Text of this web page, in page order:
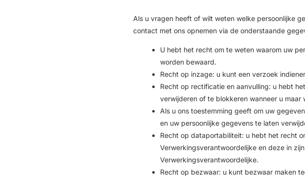
Als u vragen heeft of wilt weten welke persoonlijke
contact met ons opnemen via de onderstaande
U hebt het recht om te weten waarom uw
worden bewaard.
Recht op inzage: u kunt een verzoek
Recht op rectificatie en aanvulling: u hebt
verwijderen of te blokkeren wanneer u maar
Als u ons toestemming geeft om uw
en uw persoonlijke gegevens te laten
Recht op dataportabiliteit: u hebt het recht
Verwerkingsverantwoordelijke en deze in
Verwerkingsverantwoordelijke.
Recht op bezwaar: u kunt bezwaar maken